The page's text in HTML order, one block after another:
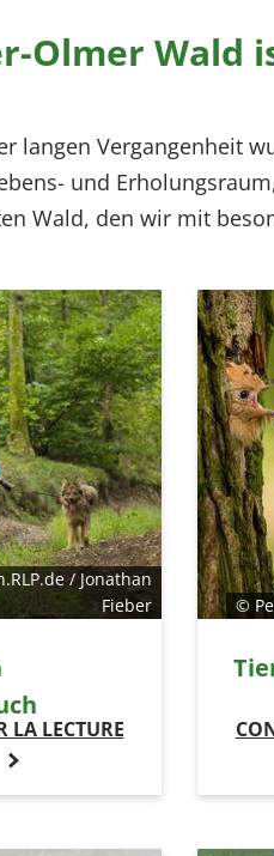
Olmer Wald
langen Vergangenheit
und
Wald, den wir mit
/ Jonathan
Fieber
LA LECTURE
©